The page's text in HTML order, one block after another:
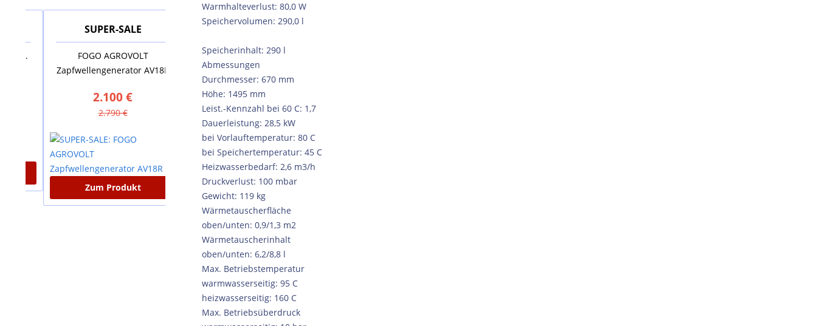
SUPER-SALE
FOGO AGROVOLT
Zapfwellengenerator AV18R
2.100 €
2.790 €
Zum Produkt
SUPER-SALE
AUSTRIA EMAIL Elektro-
Standspeicher VS 200 EU
880 €
1.635 €
Zum Produkt
Warmhalteverlust: 80,0 W
Speichervolumen: 290,0 l
Speicherinhalt: 290 l
Abmessungen
Durchmesser: 670 mm
Höhe: 1495 mm
Leist.-Kennzahl bei 60 C: 1,7
Dauerleistung: 28,5 kW
bei Vorlauftemperatur: 80 C
bei Speichertemperatur: 45 C
Heizwasserbedarf: 2,6 m3/h
Druckverlust: 100 mbar
Gewicht: 119 kg
Wärmetauscherfläche
oben/unten: 0,9/1,3 m2
Wärmetauscherinhalt
oben/unten: 6,2/8,8 l
Max. Betriebstemperatur
warmwasserseitig: 95 C
heizwasserseitig: 160 C
Max. Betriebsüberdruck